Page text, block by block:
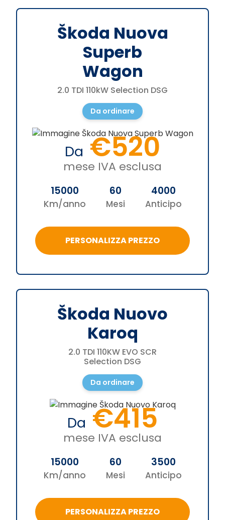
Škoda Nuova
Superb
Wagon
2.0 TDI 110kW Selection DSG
Da ordinare
Da€520
mese IVA esclusa
15000
Km/anno
60
Mesi
4000
Anticipo
PERSONALIZZA PREZZO
Škoda Nuovo
Karoq
2.0 TDI 110KW EVO SCR
Selection DSG
Da ordinare
Da€415
mese IVA esclusa
15000
Km/anno
60
Mesi
3500
Anticipo
PERSONALIZZA PREZZO